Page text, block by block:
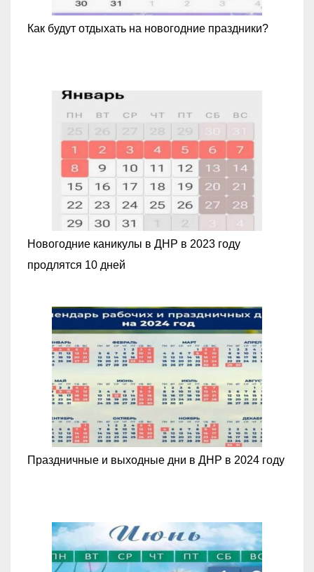
Как будут отдыхать на новогодние праздники?
Новогодние каникулы в ДНР в 2023 году
продлятся 10 дней
Праздничные и выходные дни в ДНР в 2024 году